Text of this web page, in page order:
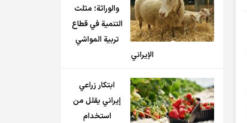
والوراثة؛ مثلث
التنمية في قطاع
تربية المواشي
الإيراني
ابتكار زراعي
إيراني يقلل من
استخدام